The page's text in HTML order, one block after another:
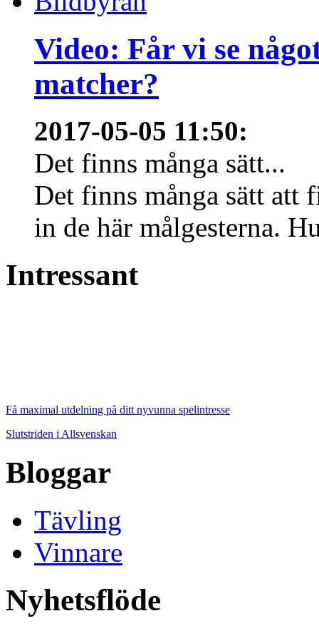
Video: Får vi se
matcher?
2017-05-05 11:50:
Det finns många sätt...
Det finns många sätt att
in de här målgesterna.
Intressant
Få maximal utdelning på ditt nyvunna spelintresse
Slutstriden i Allsvenskan
Bloggar
Tävling
Vinnare
Nyhetsflöde